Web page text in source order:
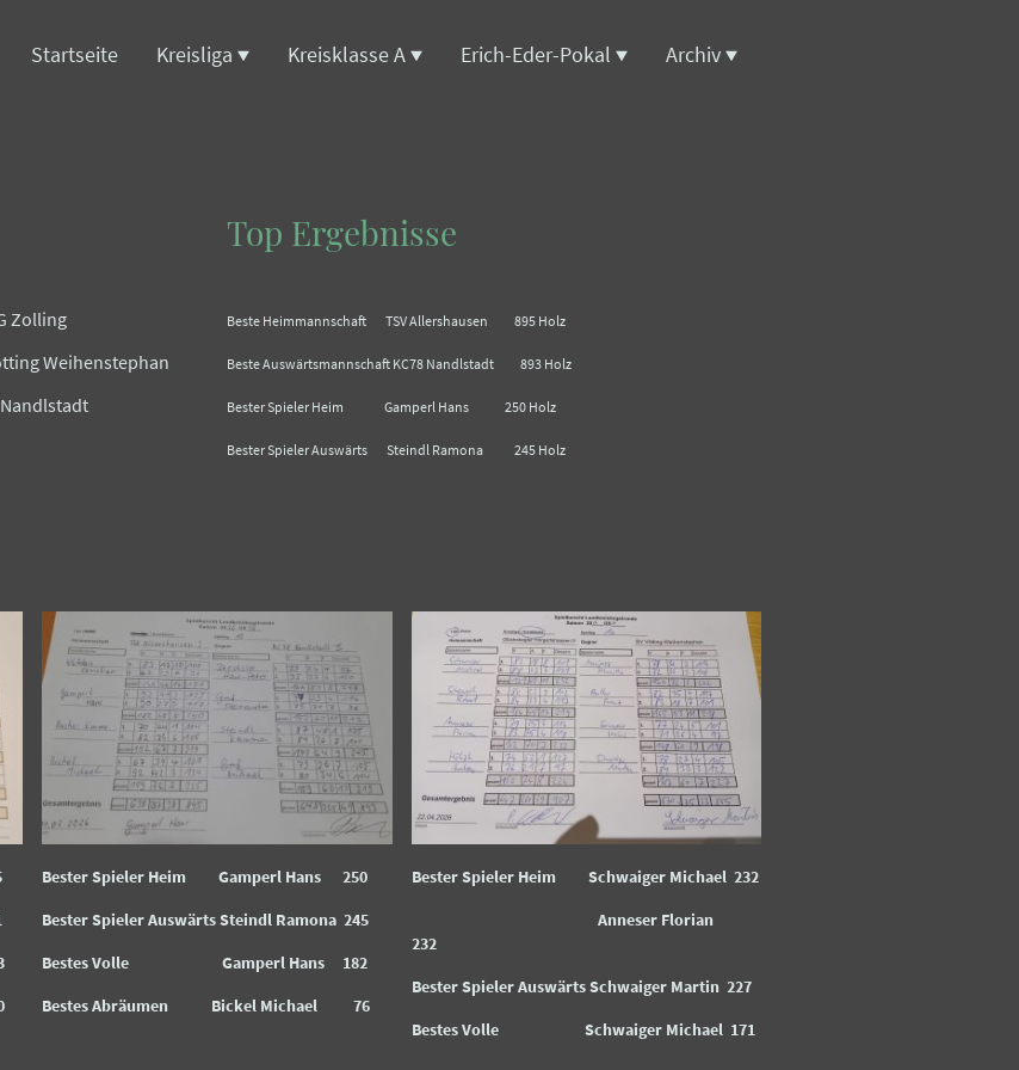
Startseite Kreisliga Kreisklasse A Erich-Eder-Pokal Archiv
Zolling
Weihenstephan
Top Ergebnisse
Beste Heimmannschaft TSV Allershausen 895 Holz
Beste Auswärtsmannschaft KC78 Nandlstadt 893 Holz
Bester Spieler Heim Gamperl Hans 250 Holz
Bester Spieler Auswärts Steindl Ramona 245 Holz
Bester Spieler Heim Gamperl Hans 250
Bester Spieler Auswärts Steindl Ramona 245
Bestes Volle Gamperl Hans 182
Bestes Abräumen Bickel Michael 76
Bester Spieler Heim Schwaiger Michael 232
Anneser Florian
232
Bester Spieler Auswärts Schwaiger Martin 227
Bestes Volle Schwaiger Michael 171